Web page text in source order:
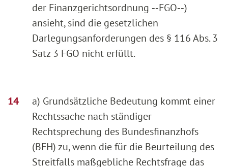
der Finanzgerichtsordnung ‑‑FGO‑‑)
ansieht, sind die gesetzlichen
Darlegungsanforderungen des § 116 Abs. 3
Satz 3 FGO nicht erfüllt.
a) Grundsätzliche Bedeutung kommt einer
Rechtssache nach ständiger
Rechtsprechung des Bundesfinanzhofs
(BFH) zu, wenn die für die Beurteilung des
Streitfalls maßgebliche Rechtsfrage das